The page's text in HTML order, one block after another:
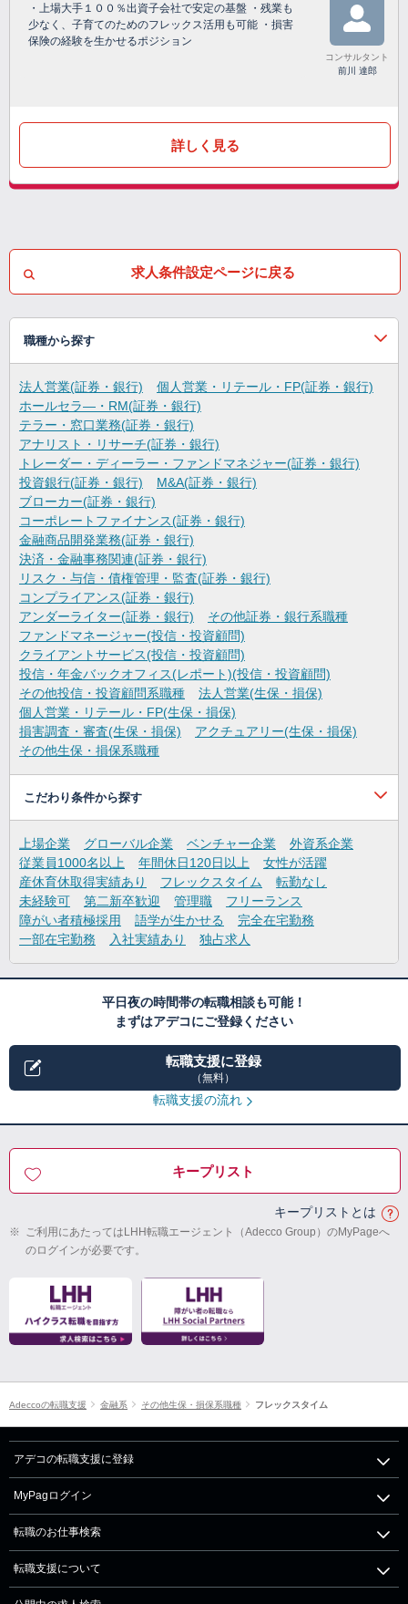
・上場大手１００％出資子会社で安定の基盤 ・残業も
少なく、子育てのためのフレックス活用も可能 ・損害
保険の経験を生かせるポジション
コンサルタント
前川 達郎
詳しく見る
求人条件設定ページに戻る
職種から探す
法人営業(証券・銀行)
個人営業・リテール・FP(証券・銀行)
ホールセラ―・RM(証券・銀行)
テラー・窓口業務(証券・銀行)
アナリスト・リサーチ(証券・銀行)
トレーダー・ディーラー・ファンドマネジャー(証券・銀行)
投資銀行(証券・銀行)
M&A(証券・銀行)
ブローカー(証券・銀行)
コーポレートファイナンス(証券・銀行)
金融商品開発業務(証券・銀行)
決済・金融事務関連(証券・銀行)
リスク・与信・債権管理・監査(証券・銀行)
コンプライアンス(証券・銀行)
アンダーライター(証券・銀行)
その他証券・銀行系職種
ファンドマネージャー(投信・投資顧問)
クライアントサービス(投信・投資顧問)
投信・年金バックオフィス(レポート)(投信・投資顧問)
その他投信・投資顧問系職種
法人営業(生保・損保)
個人営業・リテール・FP(生保・損保)
損害調査・審査(生保・損保)
アクチュアリー(生保・損保)
その他生保・損保系職種
こだわり条件から探す
上場企業 グローバル企業 ベンチャー企業
外資系企業
従業員1000名以上
年間休日120日以上
女性が活躍
産休育休取得実績あり
フレックスタイム
転勤なし
未経験可
第二新卒歓迎 管理職
フリーランス
障がい者積極採用
語学が生かせる
完全在宅勤務
一部在宅勤務
入社実績あり 独占求人
平日夜の時間帯の転職相談も可能！
まずはアデコにご登録ください
転職支援に登録
（無料）
転職支援の流れ
キープリスト
キープリストとは
※ ご利用にあたってはLHH転職エージェント（Adecco Group）のMyPageへ
のログインが必要です。
Adeccoの転職支援 金融系 その他生保・損保系職種 フレックスタイム
アデコの転職支援に登録
MyPagログイン
転職のお仕事検索
転職支援について